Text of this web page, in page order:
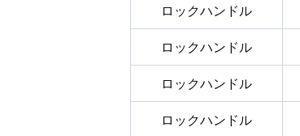
ロックハンドル
ロックハンドル
ロックハンドル
ロックハンドル